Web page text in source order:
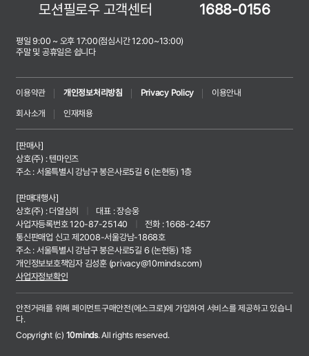
모션필로우 고객센터
1688-0156
평일 9:00 ~ 오후 17:00(점심시간 12:00~13:00)
주말 및 공휴일은 쉽니다
이용약관 개인정보처리방침 Privacy Policy
이용안내
회사소개
인재채용
[판매사]
상호(주) : 텐마인즈
주소 : 서울특별시 강남구 봉은사로5길 6 (논현동) 1층
[판매대행사]
상호(주) : 더열심히
대표 : 장승웅
사업자등록번호 120-87-25140
전화 : 1668-2457
통신판매업 신고 제2008-서울강남-1868호
주소 : 서울특별시 강남구 봉은사로5길 6 (논현동) 1층
개인정보보호책임자 김성훈 (privacy@10minds.com)
사업자정보확인
안전거래를 위해 페이먼트구매안전(에스크로)에 가입하여 서비스를 제공하고 있습니
다.
Copyright (c) 10minds. All rights reserved.